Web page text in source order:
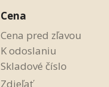
Cena
Cena pred zľavou
K odoslaniu
Skladové číslo
Zdieľať